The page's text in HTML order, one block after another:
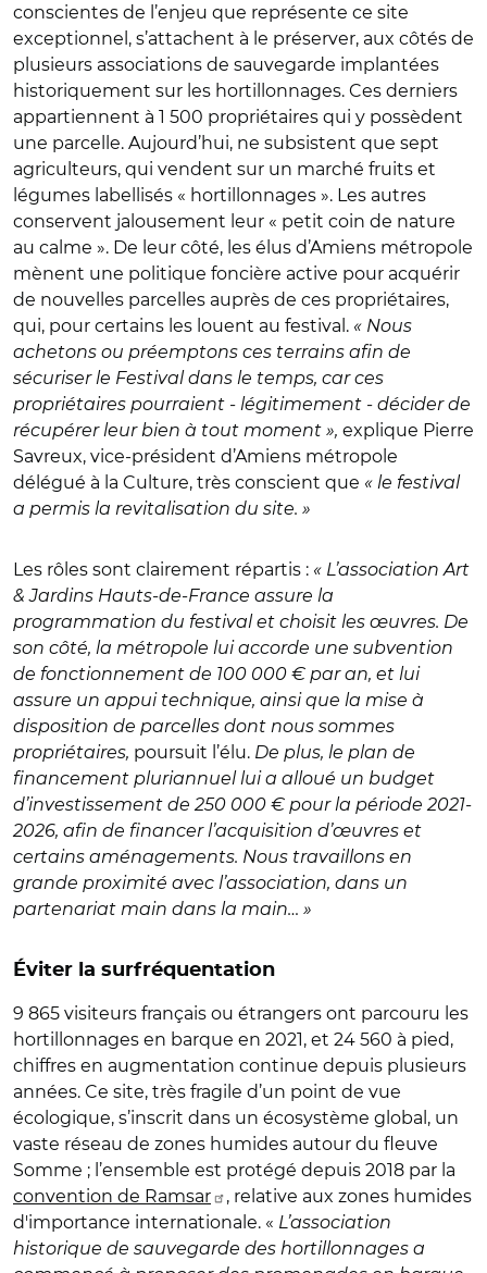
conscientes de l’enjeu que représente ce site
exceptionnel, s’attachent à le préserver, aux côtés de
plusieurs associations de sauvegarde implantées
historiquement sur les hortillonnages. Ces derniers
appartiennent à 1 500 propriétaires qui y possèdent
une parcelle. Aujourd’hui, ne subsistent que sept
agriculteurs, qui vendent sur un marché fruits et
légumes labellisés « hortillonnages ». Les autres
conservent jalousement leur « petit coin de nature
au calme ». De leur côté, les élus d’Amiens métropole
mènent une politique foncière active pour acquérir
de nouvelles parcelles auprès de ces propriétaires,
qui, pour certains les louent au festival. « Nous
achetons ou préemptons ces terrains afin de
sécuriser le Festival dans le temps, car ces
propriétaires pourraient - légitimement - décider de
récupérer leur bien à tout moment », explique Pierre
Savreux, vice-président d’Amiens métropole
délégué à la Culture, très conscient que « le festival
a permis la revitalisation du site. »
Les rôles sont clairement répartis : « L’association Art
& Jardins Hauts-de-France assure la
programmation du festival et choisit les œuvres. De
son côté, la métropole lui accorde une subvention
de fonctionnement de 100 000 € par an, et lui
assure un appui technique, ainsi que la mise à
disposition de parcelles dont nous sommes
propriétaires, poursuit l’élu. De plus, le plan de
financement pluriannuel lui a alloué un budget
d’investissement de 250 000 € pour la période 2021-
2026, afin de financer l’acquisition d’œuvres et
certains aménagements. Nous travaillons en
grande proximité avec l’association, dans un
partenariat main dans la main… »
Éviter la surfréquentation
9 865 visiteurs français ou étrangers ont parcouru les
hortillonnages en barque en 2021, et 24 560 à pied,
chiffres en augmentation continue depuis plusieurs
années. Ce site, très fragile d’un point de vue
écologique, s’inscrit dans un écosystème global, un
vaste réseau de zones humides autour du fleuve
Somme ; l’ensemble est protégé depuis 2018 par la
convention de Ramsar
, relative aux zones humides
d'importance internationale. « L’association
historique de sauvegarde des hortillonnages a